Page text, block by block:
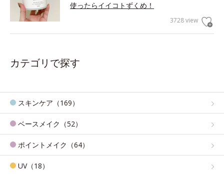
使ったらイイコトずくめ！
3728 view
カテゴリで探す
スキンケア（169）
ベースメイク（52）
ポイントメイク（64）
UV（18）